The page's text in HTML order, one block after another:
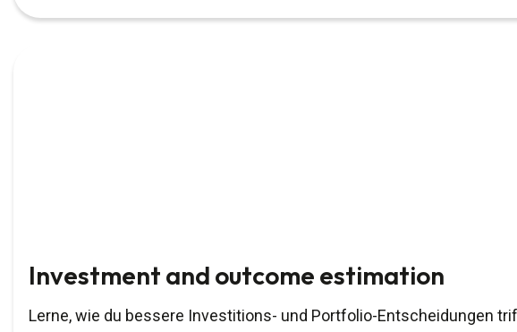
Investment and outcome estimation
Lerne, wie du bessere Investitions- und Portfolio-Entscheidungen